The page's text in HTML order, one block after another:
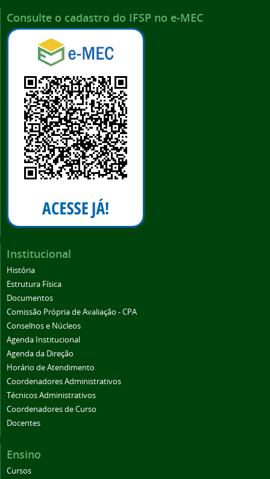
Consulte o cadastro do IFSP no e-MEC
Institucional
História
Estrutura Física
Documentos
Comissão Própria de Avaliação - CPA
Conselhos e Núcleos
Agenda Institucional
Agenda da Direção
Horário de Atendimento
Coordenadores Administrativos
Técnicos Administrativos
Coordenadores de Curso
Docentes
Ensino
Cursos